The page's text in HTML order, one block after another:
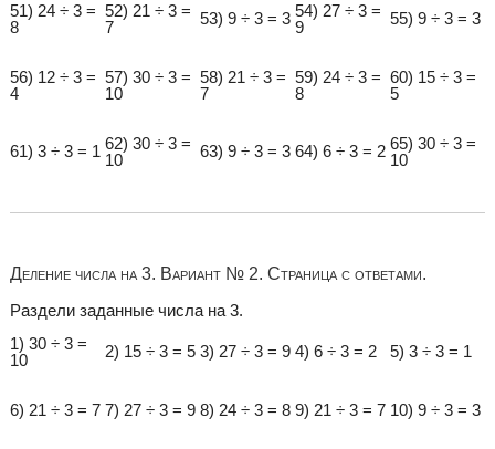
51) 24 ÷ 3 =
8
52) 21 ÷ 3 =
7
53) 9 ÷ 3 = 3 54) 27 ÷ 3 =
9
55) 9 ÷ 3 = 3
56) 12 ÷ 3 =
4
57) 30 ÷ 3 =
10
58) 21 ÷ 3 =
7
59) 24 ÷ 3 =
8
60) 15 ÷ 3 =
5
61) 3 ÷ 3 = 1 62) 30 ÷ 3 =
10
63) 9 ÷ 3 = 3 64) 6 ÷ 3 = 2 65) 30 ÷ 3 =
10
Деление числа на 3. Вариант № 2. Страница с ответами.
Раздели заданные числа на 3.
1) 30 ÷ 3 =
10
2) 15 ÷ 3 = 5 3) 27 ÷ 3 = 9 4) 6 ÷ 3 = 2 5) 3 ÷ 3 = 1
6) 21 ÷ 3 = 7 7) 27 ÷ 3 = 9 8) 24 ÷ 3 = 8 9) 21 ÷ 3 = 7 10) 9 ÷ 3 = 3